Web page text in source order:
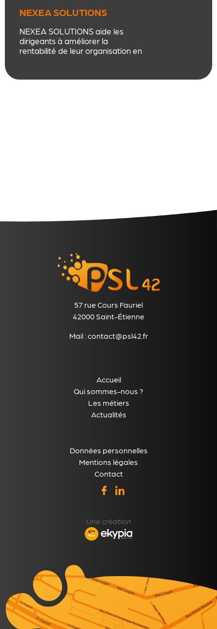
NEXEA SOLUTIONS
NEXEA SOLUTIONS aide les
dirigeants à améliorer la
rentabilité de leur organisation en
les dépenses et les processus.
57 rue Cours Fauriel
42000 Saint-Étienne
Mail :contact@psl42.fr
Accueil
Qui sommes-nous ?
Les métiers
Actualités
Données personnelles
Mentions légales
Contact
Une création